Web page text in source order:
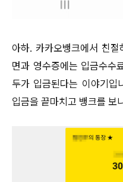
아하. 카카오뱅크에서 친
면과 영수증에는 입금수수
두가 입금된다는 이야기입
입금을 끝마치고 뱅크를 보